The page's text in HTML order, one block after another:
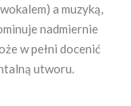
a muzyką,
nadmiernie
w pełni docenić
utworu.